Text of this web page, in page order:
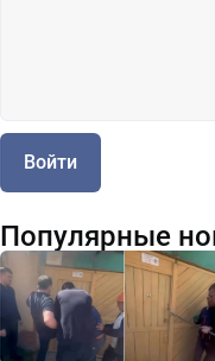
Войти
Популярные